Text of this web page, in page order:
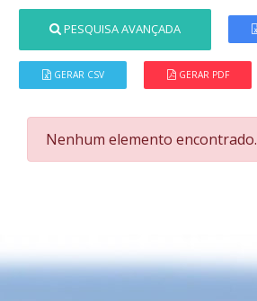
PESQUISA AVANÇADA
GERAR CSV GERAR PDF
Nenhum elemento encontrado.